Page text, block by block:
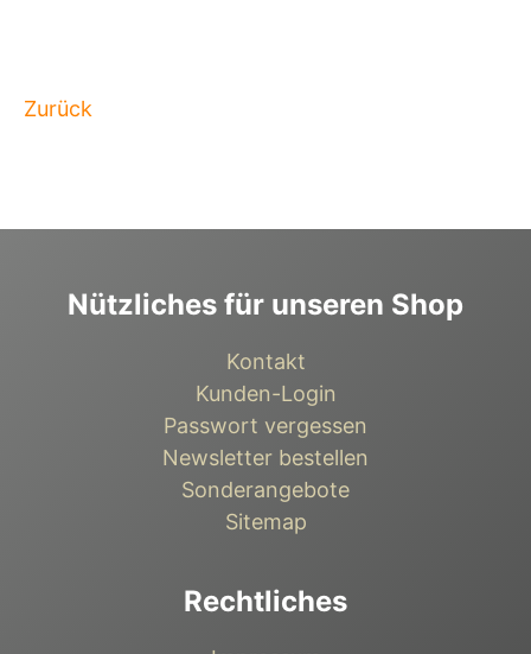
Zurück
Nützliches für unseren Shop
Kontakt
Kunden-Login
Passwort vergessen
Newsletter bestellen
Sonderangebote
Sitemap
Rechtliches